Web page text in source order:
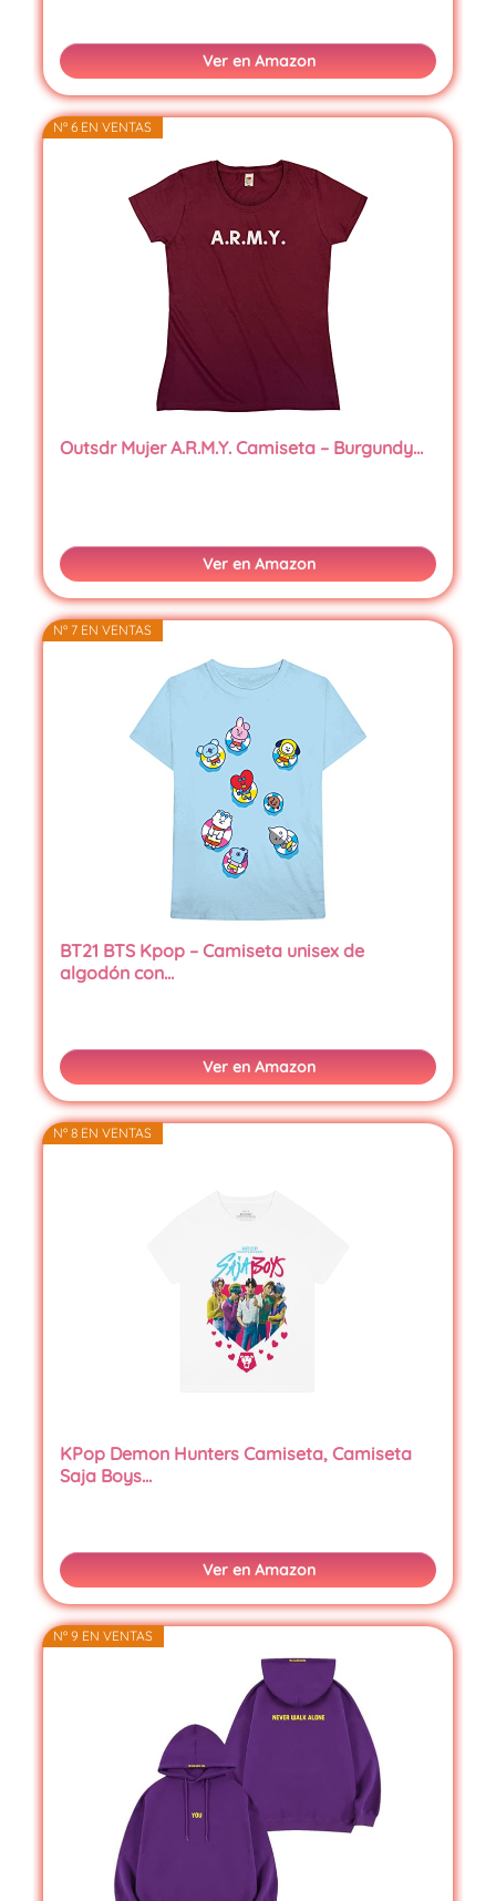
Ver en Amazon
Nº 6 EN VENTAS
Outsdr Mujer A.R.M.Y. Camiseta – Burgundy…
Ver en Amazon
Nº 7 EN VENTAS
BT21 BTS Kpop – Camiseta unisex de
algodón con…
Ver en Amazon
Nº 8 EN VENTAS
KPop Demon Hunters Camiseta, Camiseta
Saja Boys…
Ver en Amazon
Nº 9 EN VENTAS